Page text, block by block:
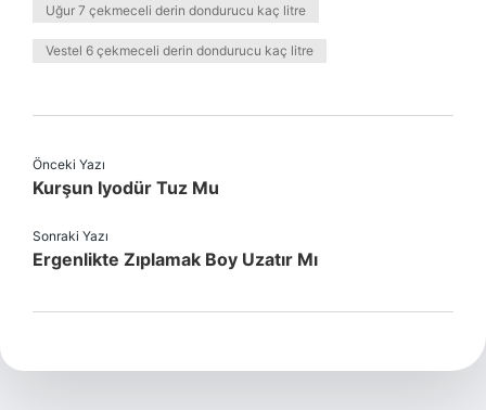
Uğur 7 çekmeceli derin dondurucu kaç litre
Vestel 6 çekmeceli derin dondurucu kaç litre
Önceki Yazı
Kurşun Iyodür Tuz Mu
Sonraki Yazı
Ergenlikte Zıplamak Boy Uzatır Mı